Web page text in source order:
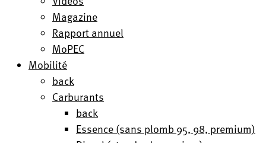
Magazine
Rapport annuel
MoPEC
Mobilité
back
Carburants
back
Essence (sans plomb 95, 98, premium)